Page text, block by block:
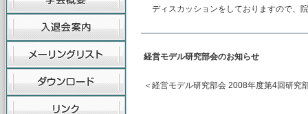
ディスカッションをしておりますので、
経営モデル研究部会のお知らせ
＜経営モデル研究部会 2008年度第4回研究